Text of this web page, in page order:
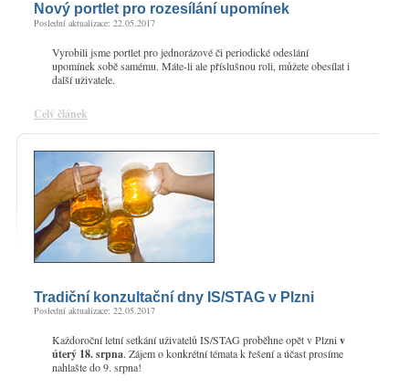
Nový portlet pro rozesílání upomínek
Poslední aktualizace: 22.05.2017
Vyrobili jsme portlet pro jednorázové či periodické odeslání
upomínek sobě samému. Máte-li ale příslušnou roli, můžete obesílat i
další uživatele.
Celý článek
Tradiční konzultační dny IS/STAG v Plzni
Poslední aktualizace: 22.05.2017
Každoroční letní setkání uživatelů IS/STAG proběhne opět v Plzniv
úterý 18. srpna. Zájem o konkrétní témata k řešení a účast prosíme
nahlašte do 9. srpna!